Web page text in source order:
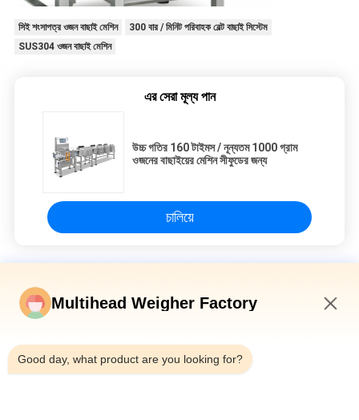
সিই শংসাপত্র ওজন বাছাই মেশিন
300 বার / মিনিট পরিবাহক বেল্ট বাছাই সিস্টেম
SUS304 ওজন বাছাই মেশিন
এর সেরা মূল্য পান
উচ্চ গতির 160 টাইমস / নূন্যতম 1000 গ্রাম
ওজনের বাছাইয়ের মেশিন সীফুডের জন্য
চালিয়ে
500 গ্রাম সর্বোচ্চ 300 টাইমস / ন্যূনতম ওজন বাছাই মেশিনের দ্রুত প্রতিক্রিয়া
মাছ চিংড়ি ট্রেপাং ওজন বাছাই মেশিন স্বয়ংক্রিয় পরিবাহক বেল্ট গ্রেডার বাছাই মেশিন
Multihead Weigher Factory
Good day, what product are you looking for?